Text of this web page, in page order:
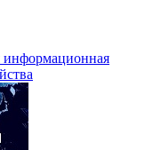
информационная